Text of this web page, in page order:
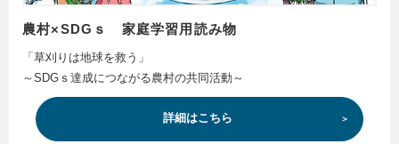
農村×SDGｓ 家庭学習用読み物
「草刈りは地球を救う」
～SDGｓ達成につながる農村の共同活動～
詳細はこちら